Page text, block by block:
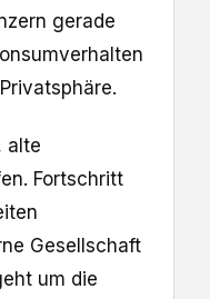
gerade
alte
Fortschritt
Gesellschaft
um die